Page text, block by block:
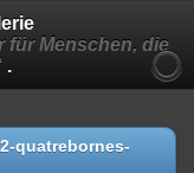
für Menschen, die
.
quatrebornes-